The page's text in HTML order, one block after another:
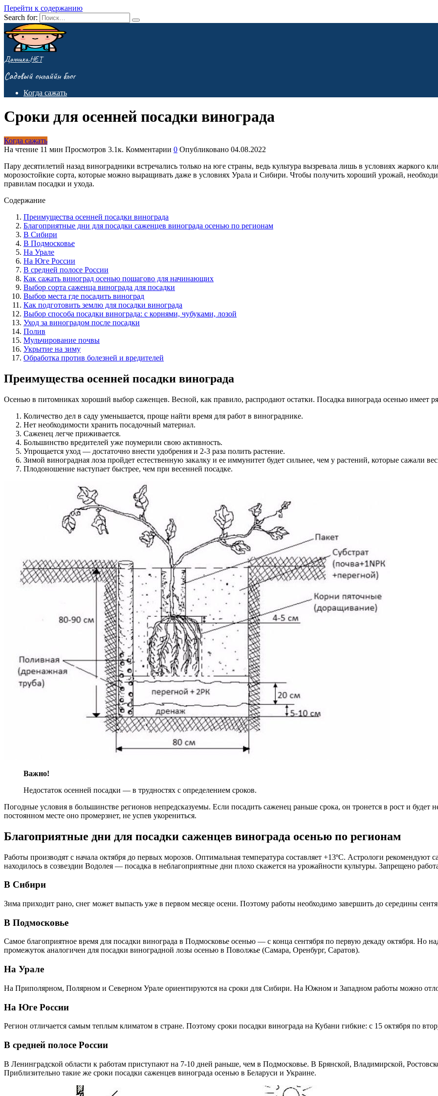
Перейти к содержанию
Search for:
Дачника.НЕТ
Садовый онлаййн блог
Когда сажать
Сроки для осенней посадки винограда
Когда сажать
На чтение 11 мин Просмотров 3.1к. Комментарии 0 Опубликовано 04.08.2022
Пару десятилетий назад виноградники встречались только на юге страны, ведь культура вызревала лишь в условиях
морозостойкие сорта, которые можно выращивать даже в условиях Урала и Сибири. Чтобы получить хороший урожай,
правилам посадки и ухода.
Содержание
Преимущества осенней посадки винограда
Благоприятные дни для посадки саженцев винограда осенью по регионам
В Сибири
В Подмосковье
На Урале
На Юге России
В средней полосе России
Как сажать виноград осенью пошагово для начинающих
Выбор сорта саженца винограда для посадки
Выбор места где посадить виноград
Как подготовить землю для посадки винограда
Выбор способа посадки винограда: с корнями, чубуками, лозой
Уход за виноградом после посадки
Полив
Мульчирование почвы
Укрытие на зиму
Обработка против болезней и вредителей
Преимущества осенней посадки винограда
Осенью в питомниках хороший выбор саженцев. Весной, как правило, распродают остатки. Посадка винограда осенью имеет
Количество дел в саду уменьшается, проще найти время для работ в винограднике.
Нет необходимости хранить посадочный материал.
Саженец легче приживается.
Большинство вредителей уже поумерили свою активность.
Упрощается уход — достаточно внести удобрения и 2-3 раза полить растение.
Зимой виноградная лоза пройдет естественную закалку и ее иммунитет будет сильнее, чем у растений, которые сажали
Плодоношение наступает быстрее, чем при весенней посадке.
Важно!
Недостаток осенней посадки — в трудностях с определением сроков.
Погодные условия в большинстве регионов непредсказуемы. Если посадить саженец раньше срока, он тронется в рост и
постоянном месте оно промерзнет, не успев укорениться.
Благоприятные дни для посадки саженцев винограда осенью по регионам
Работы производят с начала октября до первых морозов. Оптимальная температура составляет +13ºС. Астрологи
находилось в созвездии Водолея — посадка в неблагоприятные дни плохо скажется на урожайности культуры. Запрещено
В Сибири
Зима приходит рано, снег может выпасть уже в первом месяце осени. Поэтому работы необходимо завершить до середины
В Подмосковье
Самое благоприятное время для посадки винограда в Подмосковье осенью — с конца сентября по первую декаду октября. Но
промежуток аналогичен для посадки виноградной лозы осенью в Поволжье (Самара, Оренбург, Саратов).
На Урале
На Приполярном, Полярном и Северном Урале ориентируются на сроки для Сибири. На Южном и Западном работы можно
На Юге России
Регион отличается самым теплым климатом в стране. Поэтому сроки посадки винограда на Кубани гибкие: с 15 октября по
В средней полосе России
В Ленинградской области к работам приступают на 7-10 дней раньше, чем в Подмосковье. В Брянской, Владимирской,
Приблизительно такие же сроки посадки саженцев винограда осенью в Беларуси и Украине.